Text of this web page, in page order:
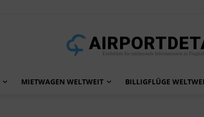
Entdecken Sie umfassende Informationen zu
MIETWAGEN WELTWEIT BILLIGFLÜGE